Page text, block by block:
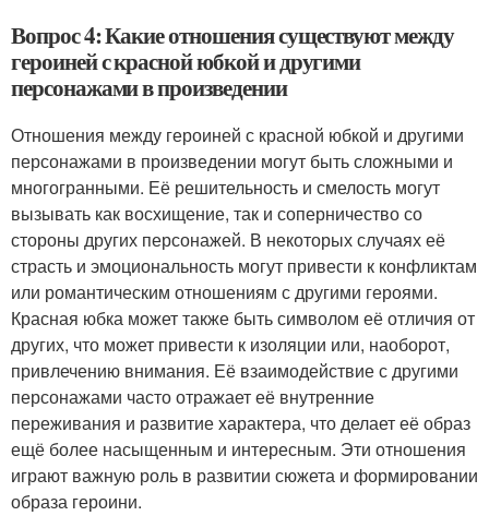
Вопрос 4: Какие отношения существуют между
героиней с красной юбкой и другими
персонажами в произведении
Отношения между героиней с красной юбкой и другими
персонажами в произведении могут быть сложными и
многогранными. Её решительность и смелость могут
вызывать как восхищение, так и соперничество со
стороны других персонажей. В некоторых случаях её
страсть и эмоциональность могут привести к конфликтам
или романтическим отношениям с другими героями.
Красная юбка может также быть символом её отличия от
других, что может привести к изоляции или, наоборот,
привлечению внимания. Её взаимодействие с другими
персонажами часто отражает её внутренние
переживания и развитие характера, что делает её образ
ещё более насыщенным и интересным. Эти отношения
играют важную роль в развитии сюжета и формировании
образа героини.